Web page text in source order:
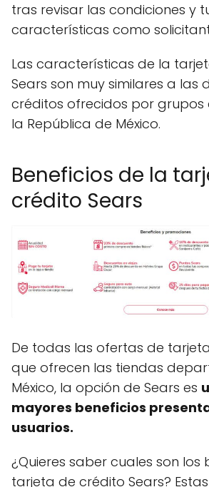
tras revisar las condiciones y
características como
Las características de la
Sears son muy similares a las
créditos ofrecidos por grupos
la República de México.
Beneficios de la
crédito Sears
De todas las ofertas de
que ofrecen las tiendas
México, la opción de Sears es
mayores beneficios
usuarios.
¿Quieres saber cuales son los
tarjeta de crédito Sears?